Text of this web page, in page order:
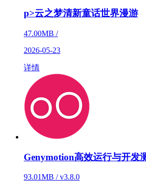
p>云之梦清新童话世界漫游
47.00MB /
2026-05-23
详情
Genymotion高效运行与开发
93.01MB / v3.8.0